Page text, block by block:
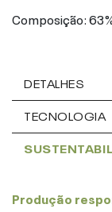
Composição:
DETALHES
TECNOLOGIA
Produção